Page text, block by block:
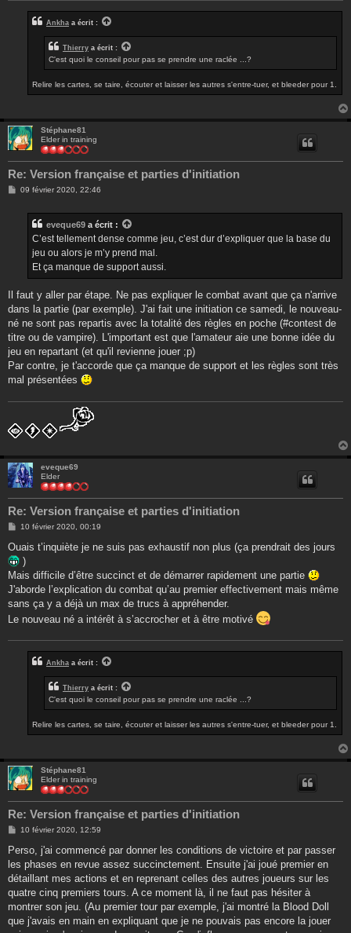
Ankha a écrit :
Thierry a écrit :
C'est quoi le conseil pour pas se prendre une raclée ...?
Relire les cartes, se taire, écouter et laisser les autres s'entre-tuer, et bleeder pour 1.
Stéphane81
Elder in training
Re: Version française et parties d'initiation
M09 février 2020, 22:46
eveque69 a écrit :
C’est tellement dense comme jeu, c’est dur d’expliquer que la base du
jeu ou alors je m’y prend mal.
Et ça manque de support aussi.
Il faut y aller par étape. Ne pas expliquer le combat avant que ça n'arrive
dans la partie (par exemple). J'ai fait une initiation ce samedi, le nouveau-
né ne sont pas repartis avec la totalité des règles en poche (#contest de
titre ou de vampire). L'important est que l'amateur aie une bonne idée du
jeu en repartant (et qu'il revienne jouer ;p)
Par contre, je t'accorde que ça manque de support et les règles sont très
mal présentées
eveque69
Elder
Re: Version française et parties d'initiation
M
s
a
g
10 février 2020, 00:19
Ouais t’inquiète je ne suis pas exhaustif non plus (ça prendrait des jours
)
Mais difficile d’être succinct et de démarrer rapidement une partie
J'aborde l’explication du combat qu’au premier effectivement mais même
sans ça y a déjà un max de trucs à appréhender.
Le nouveau né a intérêt à s’accrocher et à être motivé
Ankha a écrit :
Thierry a écrit :
C'est quoi le conseil pour pas se prendre une raclée ...?
Relire les cartes, se taire, écouter et laisser les autres s'entre-tuer, et bleeder pour 1.
Stéphane81
Elder in training
Re: Version française et parties d'initiation
M
s
a
g
10 février 2020, 12:59
Perso, j'ai commencé par donner les conditions de victoire et par passer
les phases en revue assez succinctement. Ensuite j'ai joué premier en
détaillant mes actions et en reprenant celles des autres joueurs sur les
quatre cinq premiers tours. A ce moment là, il ne faut pas hésiter à
montrer son jeu. (Au premier tour par exemple, j'ai montré la Blood Doll
que j'avais en main en expliquant que je ne pouvais pas encore la jouer